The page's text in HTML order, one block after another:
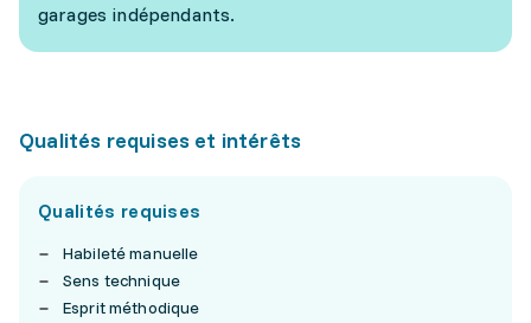
garages indépendants.
Qualités requises et intérêts
Qualités requises
Habileté manuelle
Sens technique
Esprit méthodique